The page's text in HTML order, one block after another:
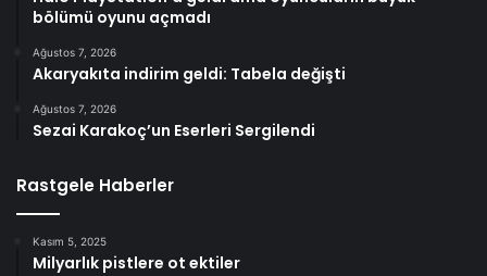
bölümü oyunu açmadı
Ağustos 7, 2026
Akaryakıta indirim geldi: Tabela değişti
Ağustos 7, 2026
Sezai Karakoç’un Eserleri Sergilendi
Rastgele Haberler
Kasım 5, 2025
Milyarlık pistlere ot ektiler